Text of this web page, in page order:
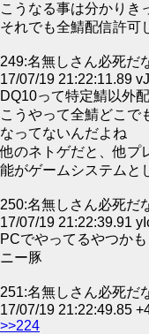
こうなる事は分かりき
それでも全鯖配信許可
249:名無しさん必死だ
17/07/19 21:22:11.89
DQ10って特定鯖以外
こうやって全鯖どこで
なってないんだよね
他のネトゲだと、他プ
能がゲームシステムと
250:名無しさん必死だ
17/07/19 21:22:39.91
PCでやってるやつか
ニー豚
251:名無しさん必死だ
17/07/19 21:22:49.85
>>224